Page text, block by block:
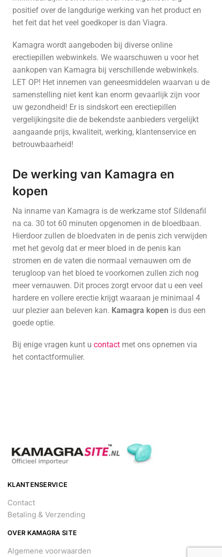
positief over de langdurige werking van het product en
het feit dat het veel goedkoper is dan Viagra.
Kamagra wordt aangeboden bij diverse online
erectiepillen webwinkels. We waarschuwen u voor het
aankopen van Kamagra bij verschillende webwinkels.
LET OP! Het innemen van geneesmiddelen waarvan u de
samenstelling niet kent kan enorm gevaarlijk zijn voor
uw gezondheid! Er is sindskort een erectiepillen
vergelijkingsite die de bekendste aanbieders vergelijkt
aangaande prijs, kwaliteit, werking, klantenservice en
betrouwbaarheid!
De werking van Kamagra en
kopen
Na inname van Kamagra is de werkzame stof Sildenafil
na ca. 30 tot 60 minuten opgenomen in de bloedbaan.
Hierdoor zullen de bloedvaten in de penis zich verwijden
met het gevolg dat er meer bloed in de penis kan
stromen en de vaten die normaal vernauwen om de
terugloop van het bloed te voorkomen zullen zich nog
meer vernauwen. Dit proces zorgt ervoor dat u een veel
hardere en vollere erectie krijgt waaraan je minimaal 4
uur plezier aan beleven kan. Kamagra kopen is dus een
goede optie.
Bij enige vragen kunt u contact met ons opnemen via
het contactformulier.
KLANTENSERVICE
Contact
Betaling & Verzending
OVER KAMAGRA SITE
Algemene voorwaarden